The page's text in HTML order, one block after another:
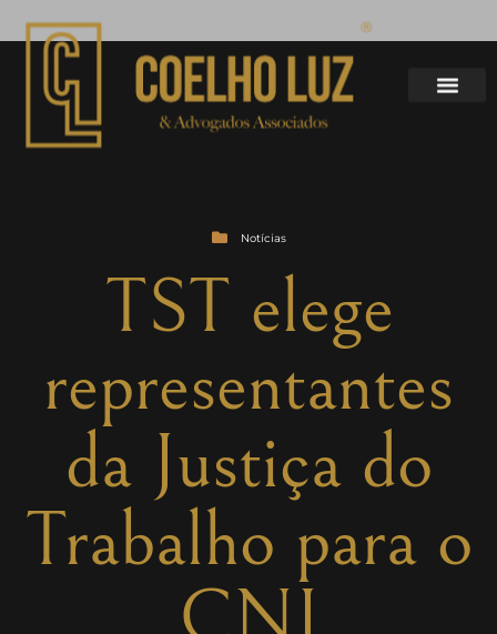
Notícias
TST elege
representantes
da Justiça do
Trabalho para o